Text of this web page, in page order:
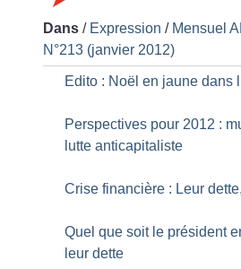
Dans / Expression / Mensuel
N°213 (janvier 2012)
Edito : Noël en jaune dans
Perspectives pour 2012 :
lutte anticapitaliste
Crise financière : Leur
Quel que soit le président
leur dette